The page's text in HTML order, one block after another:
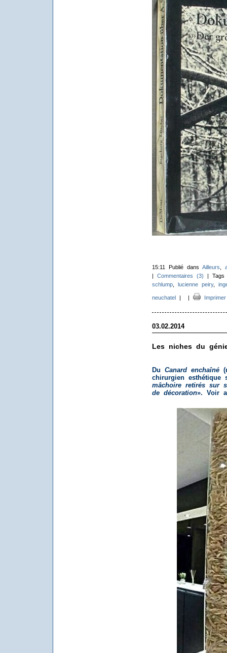
15:11 Publié dans Ailleurs
| Commentaires (3) |
schlump, lucienne peiry,
neuchatel| | Imprimer
03.02.2014
Les niches du
Du Canard enchaîné
chirurgien esthétique
mâchoire retirés sur
de décoration». Voir